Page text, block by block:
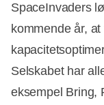
SpaceInvaders
kommende år,
Selskabet har
eksempel Bring,